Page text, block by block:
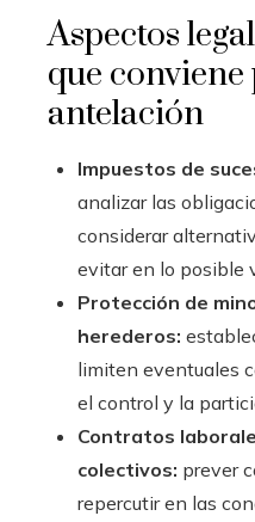
Aspectos
que
antelación
Impuestos de
analizar las
considerar
evitar en lo posible
Protección de
herederos:
limiten eventuales
el control y la
Contratos
colectivos: prever
repercutir en las